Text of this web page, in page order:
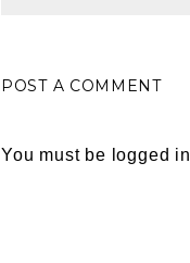
POST A COMMENT
You must be logged in